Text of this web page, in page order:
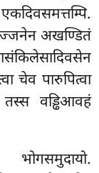
अखण्डितं
चेव पारुपित्वा
वड्ढिआवहं